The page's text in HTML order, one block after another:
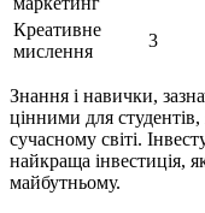
Креативне
мислення
3
Знання і навички,
цінними для студентів,
сучасному світі.
найкраща інвестиція,
майбутньому.